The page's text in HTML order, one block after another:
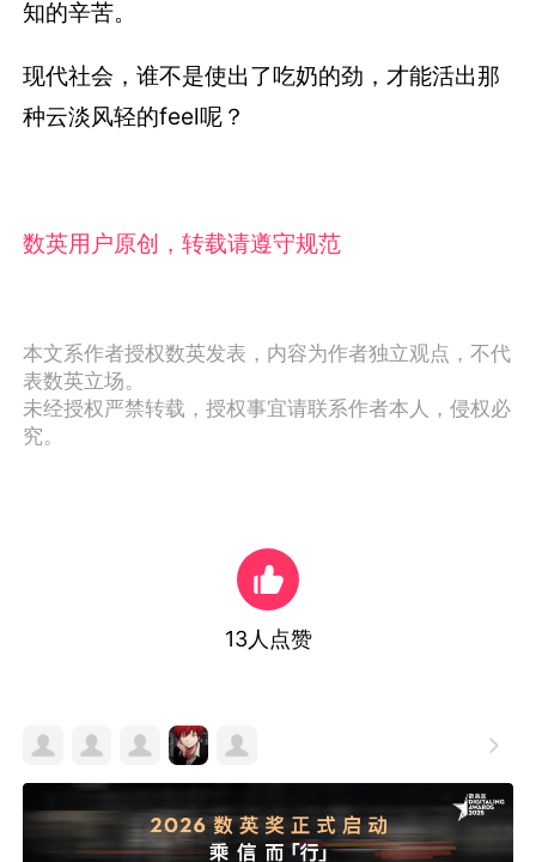
知的辛苦。
现代社会，谁不是使出了吃奶的劲，才能活出那
种云淡风轻的feel呢？
数英用户原创，转载请遵守规范
本文系作者授权数英发表，内容为作者独立观点，不代
表数英立场。
未经授权严禁转载，授权事宜请联系作者本人，侵权必
究。
13 人点赞
